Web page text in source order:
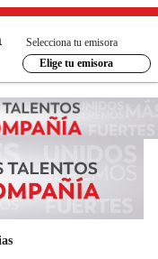
Selecciona tu emisora
Elige tu emisora